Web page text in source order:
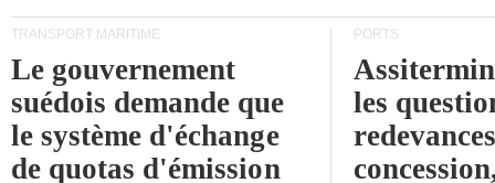
TRANSPORT MARITIME
Le gouvernement
suédois demande que
le système d'échange
de quotas d'émission
PORTS
les